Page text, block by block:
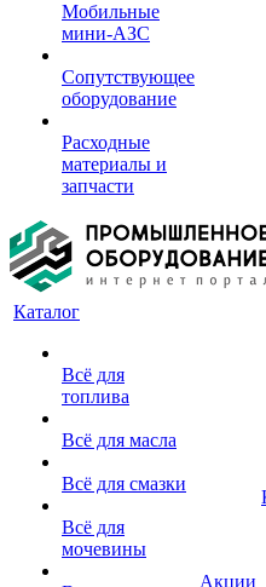
Мобильные
мини-АЗС
Сопутствующее
оборудование
Расходные
материалы и
запчасти
Каталог
Всё для
топлива
Всё для масла
Всё для смазки
Всё для
мочевины
Акции